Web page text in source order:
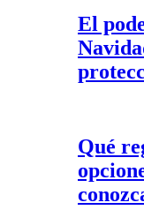
El
Qué